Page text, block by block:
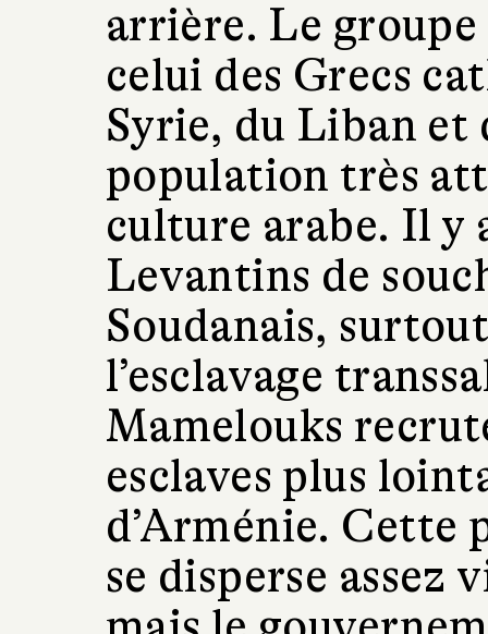
arrière. Le
celui des Grecs
Syrie, du Liban et
population très
culture arabe. Il y
Levantins de
Soudanais,
l’esclavage
Mamelouks
esclaves plus
d’Arménie.
se disperse assez